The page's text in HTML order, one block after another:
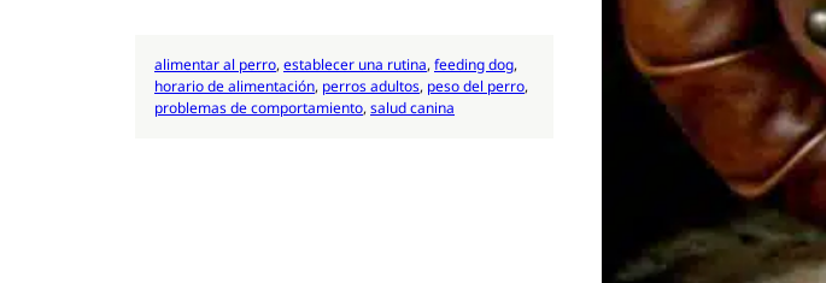
alimentar al perro, establecer una rutina, feeding dog
horario de alimentación, perros adultos, peso del perro
problemas de comportamiento, salud canina